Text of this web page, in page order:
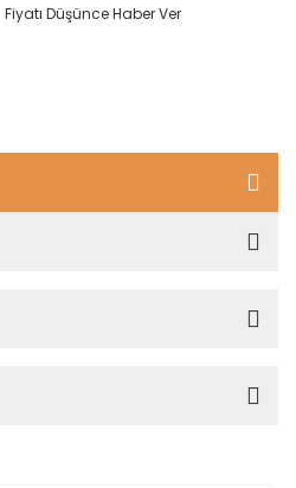
Fiyatı Düşünce Haber Ver